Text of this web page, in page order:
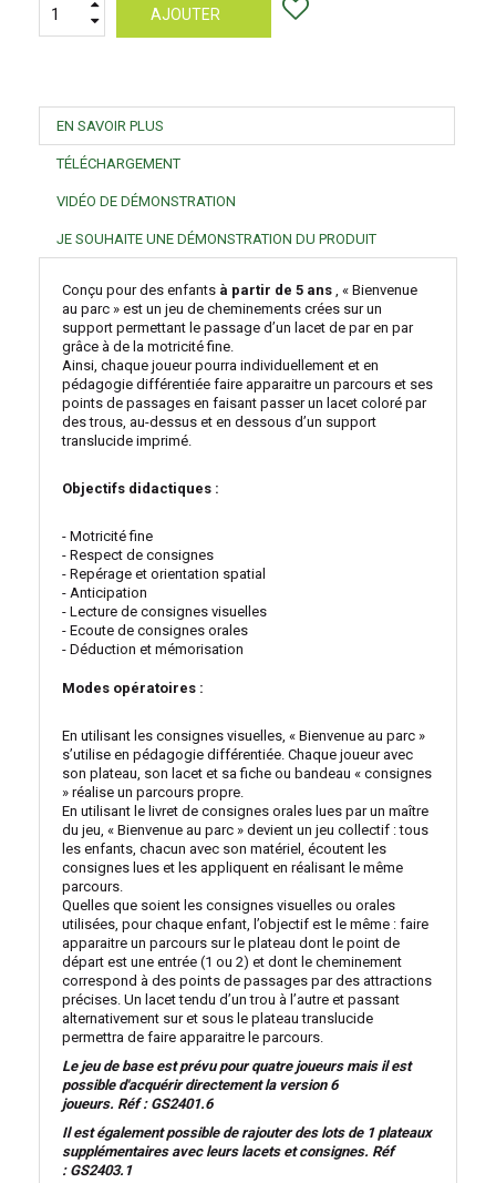
AJOUTER
EN SAVOIR PLUS
TÉLÉCHARGEMENT
VIDÉO DE DÉMONSTRATION
JE SOUHAITE UNE DÉMONSTRATION DU PRODUIT
Conçu pour des enfants à partir de 5 ans , « Bienvenue
au parc » est un jeu de cheminements crées sur un
support permettant le passage d’un lacet de par en par
grâce à de la motricité fine.
Ainsi, chaque joueur pourra individuellement et en
pédagogie différentiée faire apparaitre un parcours et ses
points de passages en faisant passer un lacet coloré par
des trous, au-dessus et en dessous d’un support
translucide imprimé.
Objectifs didactiques :
- Motricité fine
- Respect de consignes
- Repérage et orientation spatial
- Anticipation
- Lecture de consignes visuelles
- Ecoute de consignes orales
- Déduction et mémorisation
Modes opératoires :
En utilisant les consignes visuelles, « Bienvenue au parc »
s’utilise en pédagogie différentiée. Chaque joueur avec
son plateau, son lacet et sa fiche ou bandeau « consignes
» réalise un parcours propre.
En utilisant le livret de consignes orales lues par un maître
du jeu, « Bienvenue au parc » devient un jeu collectif : tous
les enfants, chacun avec son matériel, écoutent les
consignes lues et les appliquent en réalisant le même
parcours.
Quelles que soient les consignes visuelles ou orales
utilisées, pour chaque enfant, l’objectif est le même : faire
apparaitre un parcours sur le plateau dont le point de
départ est une entrée (1 ou 2) et dont le cheminement
correspond à des points de passages par des attractions
précises. Un lacet tendu d’un trou à l’autre et passant
alternativement sur et sous le plateau translucide
permettra de faire apparaitre le parcours.
Le jeu de base est prévu pour quatre joueurs mais il est
possible d'acquérir directement la version 6
joueurs. Réf : GS2401.6
Il est également possible de rajouter des lots de 1 plateaux
supplémentaires avec leurs lacets et consignes. Réf
: GS2403.1